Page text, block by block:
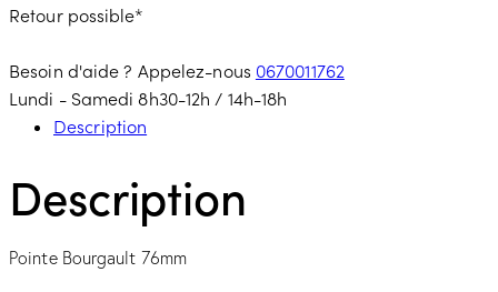
Retour possible*
Besoin d'aide ? Appelez-nous 0670011762
Lundi - Samedi 8h30-12h / 14h-18h
Description
Description
Pointe Bourgault 76mm